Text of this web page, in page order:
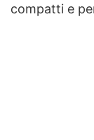
compatti e